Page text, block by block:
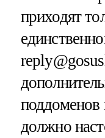
приходят
поддоменов
должно